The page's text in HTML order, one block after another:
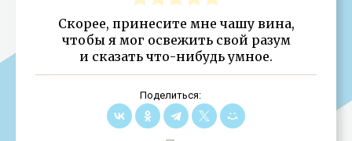
Скорее, принесите мне чашу вина,
чтобы я мог освежить свой разум
и сказать что-нибудь умное.
Поделиться: